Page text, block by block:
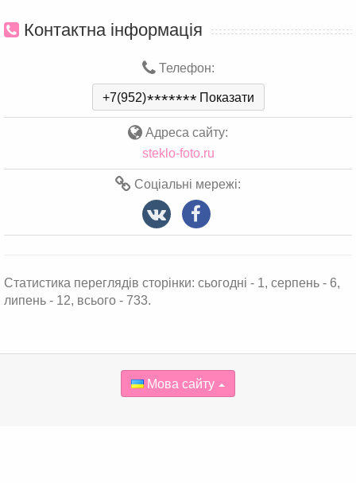
Контактна інформація
Телефон:
+7(952)******* Показати
Адреса сайту:
steklo-foto.ru
Соціальні мережі:
Статистика переглядів сторінки: сьогодні - 1, серпень - 6,
липень - 12, всього - 733.
Мова сайту